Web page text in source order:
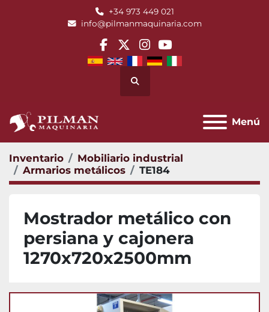
+34 973 449 021
info@pilmanmaquinaria.com
facebook
twitterinstagram
youtube
Buscar
Menú
Inventario
Mobiliario industrial
Armarios metálicos
TE184
Mostrador metálico con
persiana y cajonera
1270x720x2500mm